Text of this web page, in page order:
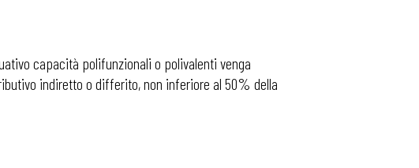
capacità polifunzionali o polivalenti venga
indiretto o differito, non inferiore al 50% della